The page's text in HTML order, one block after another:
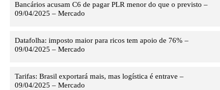
Bancários acusam C6 de pagar PLR menor do que o previsto –
09/04/2025 – Mercado
Datafolha: imposto maior para ricos tem apoio de 76% –
09/04/2025 – Mercado
Tarifas: Brasil exportará mais, mas logística é entrave –
09/04/2025 – Mercado